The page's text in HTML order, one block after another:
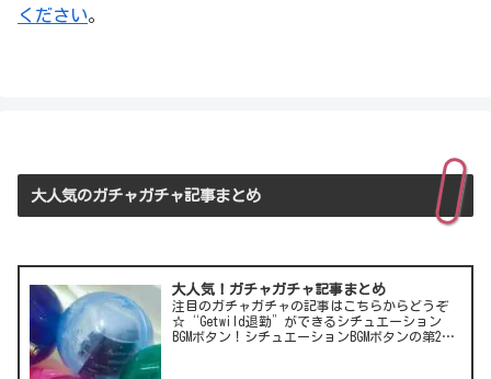
ください。
大人気のガチャガチャ記事まとめ
大人気！ガチャガチャ記事まとめ
注目のガチャガチャの記事はこちらからどうぞ
☆“Getwild退勤”ができるシチュエーション
BGMボタン！シチュエーションBGMボタンの第2